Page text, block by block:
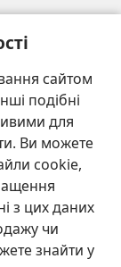
сайтом
подібні
для
Ви можете
cookie,
з цих даних
чи
знайти у
башта»™